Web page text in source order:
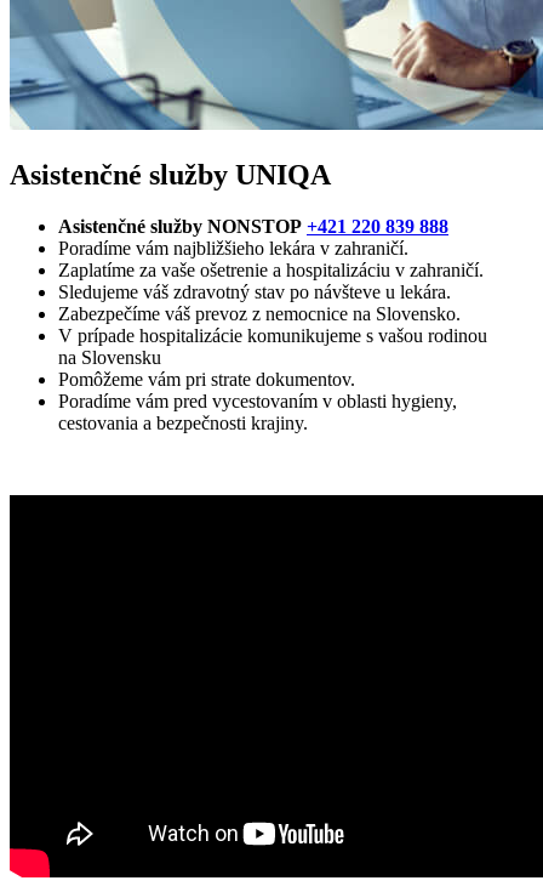
Asistenčné služby UNIQA
Asistenčné služby NONSTOP +421 220 839 888
Poradíme vám najbližšieho lekára v zahraničí.
Zaplatíme za vaše ošetrenie a hospitalizáciu v zahraničí.
Sledujeme váš zdravotný stav po návšteve u lekára.
Zabezpečíme váš prevoz z nemocnice na Slovensko.
V prípade hospitalizácie komunikujeme s vašou rodinou
na Slovensku
Pomôžeme vám pri strate dokumentov.
Poradíme vám pred vycestovaním v oblasti hygieny,
cestovania a bezpečnosti krajiny.